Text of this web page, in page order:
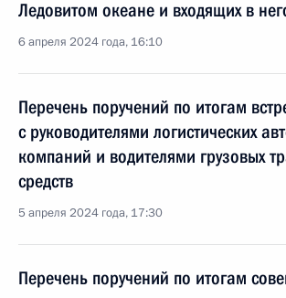
Ледовитом океане и входящих в
6 апреля 2024 года, 16:10
Перечень поручений по итогам
с руководителями логистических
компаний и водителями грузовых
средств
5 апреля 2024 года, 17:30
Перечень поручений по итогам